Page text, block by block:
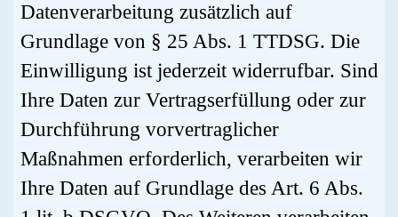
Datenverarbeitung zusätzlich auf
Grundlage von § 25 Abs. 1 TTDSG. Die
Einwilligung ist jederzeit widerrufbar. Sind
Ihre Daten zur Vertragserfüllung oder zur
Durchführung vorvertraglicher
Maßnahmen erforderlich, verarbeiten wir
Ihre Daten auf Grundlage des Art. 6 Abs.